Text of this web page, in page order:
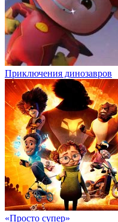
Приключения динозавров
«Просто супер»